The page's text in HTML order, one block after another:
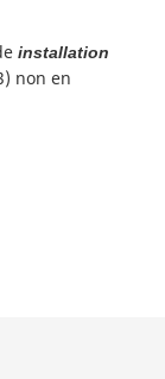
installation
non en